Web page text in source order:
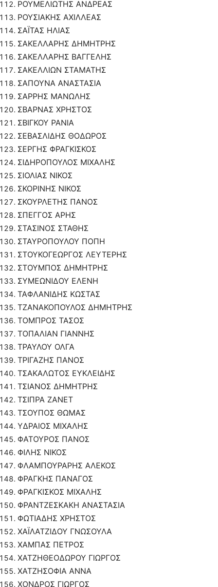
ΡΟΥΜΕΛΙΩΤΗΣ ΑΝΔΡΕΑΣ
ΡΟΥΣΙΑΚΗΣ ΑΧΙΛΛΕΑΣ
ΣΑΪΤΑΣ ΗΛΙΑΣ
ΣΑΚΕΛΛΑΡΗΣ ΔΗΜΗΤΡΗΣ
ΣΑΚΕΛΛΑΡΗΣ ΒΑΓΓΕΛΗΣ
ΣΑΚΕΛΛΙΩΝ ΣΤΑΜΑΤΗΣ
ΣΑΠΟΥΝΑ ΑΝΑΣΤΑΣΙΑ
ΣΑΡΡΗΣ ΜΑΝΩΛΗΣ
ΣΒΑΡΝΑΣ ΧΡΗΣΤΟΣ
ΣΒΙΓΚΟΥ ΡΑΝΙΑ
ΣΕΒΑΣΛΙΔΗΣ ΘΟΔΩΡΟΣ
ΣΕΡΓΗΣ ΦΡΑΓΚΙΣΚΟΣ
ΣΙΔΗΡΟΠΟΥΛΟΣ ΜΙΧΑΛΗΣ
ΣΙΟΛΙΑΣ ΝΙΚΟΣ
ΣΚΟΡΙΝΗΣ ΝΙΚΟΣ
ΣΚΟΥΡΛΕΤΗΣ ΠΑΝΟΣ
ΣΠΕΓΓΟΣ ΑΡΗΣ
ΣΤΑΣΙΝΟΣ ΣΤΑΘΗΣ
ΣΤΑΥΡΟΠΟΥΛΟΥ ΠΟΠΗ
ΣΤΟΥΚΟΓΕΩΡΓΟΣ ΛΕΥΤΕΡΗΣ
ΣΤΟΥΜΠΟΣ ΔΗΜΗΤΡΗΣ
ΣΥΜΕΩΝΙΔΟΥ ΕΛΕΝΗ
ΤΑΦΛΑΝΙΔΗΣ ΚΩΣΤΑΣ
ΤΖΑΝΑΚΟΠΟΥΛΟΣ ΔΗΜΗΤΡΗΣ
ΤΟΜΠΡΟΣ ΤΑΣΟΣ
ΤΟΠΑΛΙΑΝ ΓΙΑΝΝΗΣ
ΤΡΑΥΛΟΥ ΟΛΓΑ
ΤΡΙΓΑΖΗΣ ΠΑΝΟΣ
ΤΣΑΚΑΛΩΤΟΣ ΕΥΚΛΕΙΔΗΣ
ΤΣΙΑΝΟΣ ΔΗΜΗΤΡΗΣ
ΤΣΙΠΡΑ ΖΑΝΕΤ
ΤΣΟΥΠΟΣ ΘΩΜΑΣ
ΥΔΡΑΙΟΣ ΜΙΧΑΛΗΣ
ΦΑΤΟΥΡΟΣ ΠΑΝΟΣ
ΦΙΛΗΣ ΝΙΚΟΣ
ΦΛΑΜΠΟΥΡΑΡΗΣ ΑΛΕΚΟΣ
ΦΡΑΓΚΗΣ ΠΑΝΑΓΟΣ
ΦΡΑΓΚΙΣΚΟΣ ΜΙΧΑΛΗΣ
ΦΡΑΝΤΖΕΣΚΑΚΗ ΑΝΑΣΤΑΣΙΑ
ΦΩΤΙΑΔΗΣ ΧΡΗΣΤΟΣ
ΧΑΪΛΑΤΖΙΔΟΥ ΓΝΩΣΟΥΛΑ
ΧΑΜΠΑΣ ΠΕΤΡΟΣ
ΧΑΤΖΗΘΕΟΔΩΡΟΥ ΓΙΩΡΓΟΣ
ΧΑΤΖΗΣΟΦΙΑ ΑΝΝΑ
ΧΟΝΔΡΟΣ ΓΙΩΡΓΟΣ